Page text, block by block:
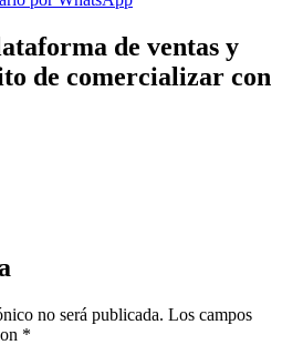
de ventas y
de comercializar con
no será publicada. Los campos
*